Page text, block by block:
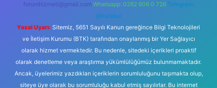
forumhizmeti@gmail.com Whatsapp: 0262 606 0 726 Telegram:
@karabul
Yasal Uyarı: Sitemiz, 5651 Sayılı Kanun gereğince Bilgi Teknolojileri
ve İletişim Kurumu (BTK) tarafından onaylanmış bir Yer Sağlayıcı
olarak hizmet vermektedir. Bu nedenle, sitedeki içerikleri proaktif
olarak denetleme veya araştırma yükümlülüğümüz bulunmamaktadır.
Ancak, üyelerimiz yazdıkları içeriklerin sorumluluğunu taşımakta olup,
siteye üye olarak bu sorumluluğu kabul etmiş sayılırlar. Bu internet